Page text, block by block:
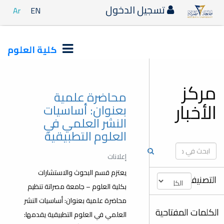
Ar EN
محاضرة علمية
بعنوان: أساسيات
النشر العلمي في
العلوم التطبيقية
إعلانات
يعتزم قسم البحوث والاستشارات
بكلية العلوم – جامعة مصراتة تنظيم
محاضرة علمية بعنوان: أساسيات النشر
العلمي في العلوم التطبيقية يقدمها: